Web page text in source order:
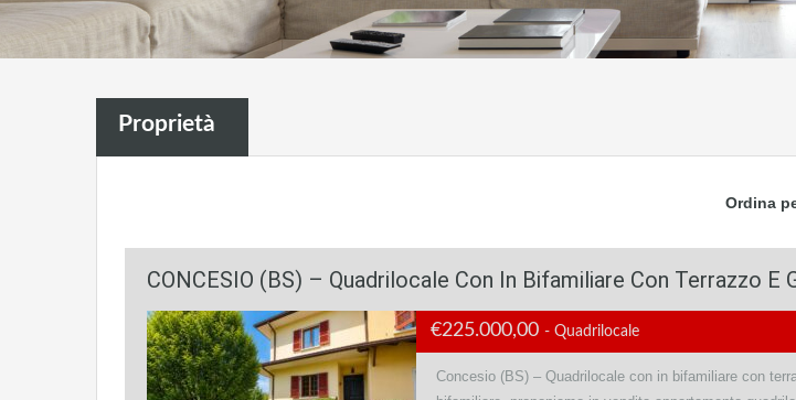
Proprietà
Ordina
CONCESIO (BS) – Quadrilocale Con In Bifamiliare Con Terrazzo E
€225.000,00 - Quadrilocale
Concesio (BS) – Quadrilocale con in bifamiliare con